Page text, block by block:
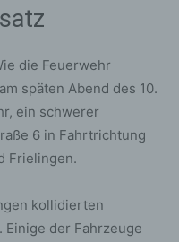
die Feuerwehr
späten Abend des 10.
ein schwerer
6 in Fahrtrichtung
Frielingen.
kollidierten
Einige der Fahrzeuge